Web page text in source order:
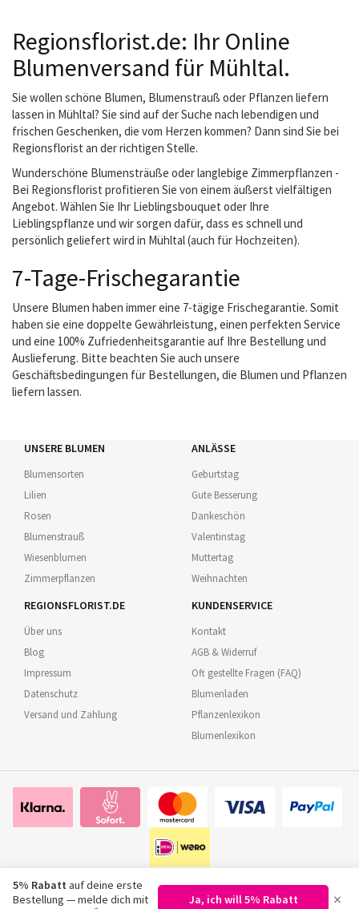
Regionsflorist.de: Ihr Online
Blumenversand für Mühltal.
Sie wollen schöne Blumen, Blumenstrauß oder Pflanzen liefern
lassen in Mühltal? Sie sind auf der Suche nach lebendigen und
frischen Geschenken, die vom Herzen kommen? Dann sind Sie bei
Regionsflorist an der richtigen Stelle.
Wunderschöne Blumensträuße oder langlebige Zimmerpflanzen -
Bei Regionsflorist profitieren Sie von einem äußerst vielfältigen
Angebot. Wählen Sie Ihr Lieblingsbouquet oder Ihre
Lieblingspflanze und wir sorgen dafür, dass es schnell und
persönlich geliefert wird in Mühltal (auch für Hochzeiten).
7-Tage-Frischegarantie
Unsere Blumen haben immer eine 7-tägige Frischegarantie. Somit
haben sie eine doppelte Gewährleistung, einen perfekten Service
und eine 100% Zufriedenheitsgarantie auf Ihre Bestellung und
Auslieferung. Bitte beachten Sie auch unsere
Geschäftsbedingungen für Bestellungen, die Blumen und Pflanzen
liefern lassen.
UNSERE BLUMEN
Blumensorten
Lilien
Rosen
Blumenstrauß
Wiesenblumen
Zimmerpflanzen
ANLÄSSE
Geburtstag
Gute Besserung
Dankeschön
Valentinstag
Muttertag
Weihnachten
REGIONSFLORIST.DE
Über uns
Blog
Impressum
Datenschutz
Versand und Zahlung
KUNDENSERVICE
Kontakt
AGB & Widerruf
Oft gestellte Fragen (FAQ)
Blumenladen
Pflanzenlexikon
Blumenlexikon
5% Rabatt auf deine erste
Bestellung — melde dich mit
Ja, ich will 5% Rabatt ×